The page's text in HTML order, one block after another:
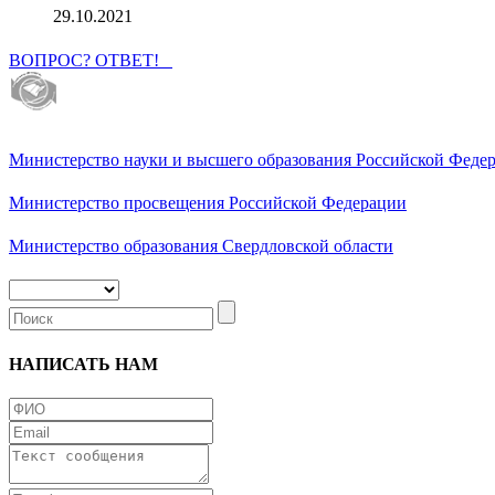
29.10.2021
ВОПРОС? ОТВЕТ!
Министерство науки и высшего образования Российской
Министерство просвещения Российской Федерации
Министерство образования Свердловской области
НАПИСАТЬ НАМ